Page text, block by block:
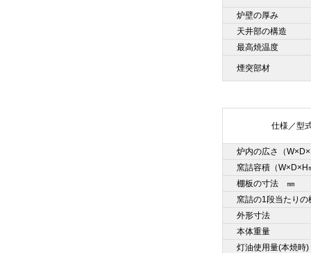
炉壁の厚み
天井部の構造
最高焼温度
煙突部材
仕様／型
炉内の広さ（
窯詰容積（W×D×H
棚板の寸法 ㎜
窯詰の1段当たりの
外形寸法
本体重量
灯油使用量(本焼時)